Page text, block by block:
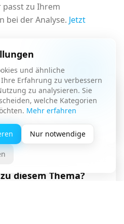
zu Ihrem
bei der Analyse. Jetzt
diesem Thema?
und ähnliche
Erfahrung zu verbessern
zu analysieren. Sie
welche Kategorien
Mehr erfahren
Nur notwendige